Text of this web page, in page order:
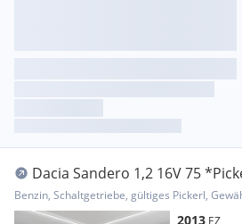
Dacia Sandero 1,2 16V 75
Benzin, Schaltgetriebe, gültiges Pickerl,
2013